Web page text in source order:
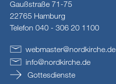
Gaußstraße 71-75
22765 Hamburg
Telefon 040 - 306 20 1100
webmaster@nordkirche.de
info@nordkirche.de
Gottesdienste